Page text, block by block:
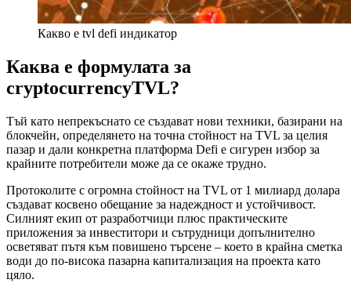
Какво е tvl defi индикатор
Каква е формулата за
cryptocurrencyTVL?
Тъй като непрекъснато се създават нови техники, базирани на
блокчейн, определянето на точна стойност на TVL за целия
пазар и дали конкретна платформа Defi е сигурен избор за
крайните потребители може да се окаже трудно.
Протоколите с огромна стойност на TVL от 1 милиард долара
създават косвено обещание за надеждност и устойчивост.
Силният екип от разработчици плюс практическите
приложения за инвеститори и сътрудници допълнително
осветяват пътя към повишено търсене – което в крайна сметка
води до по-висока пазарна капитализация на проекта като
цяло.